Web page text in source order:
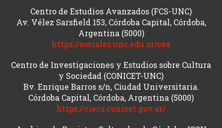
Centro de Estudios Avanzados (FCS-UNC)
Av. Vélez Sarsfield 153, Córdoba Capital, Córdoba,
Argentina (5000)
https://sociales.unc.edu.ar/cea
Centro de Investigaciones y Estudios sobre Cultura
y Sociedad (CONICET-UNC)
Bv. Enrique Barros s/n, Ciudad Universitaria.
Córdoba Capital, Córdoba, Argentina (5000)
https://ciecs.conicet.gov.ar/